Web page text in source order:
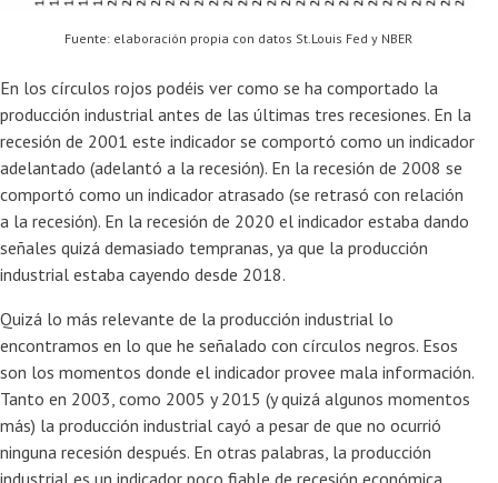
Fuente: elaboración propia con datos St.Louis Fed y NBER
En los círculos rojos podéis ver como se ha comportado la
producción industrial antes de las últimas tres recesiones. En la
recesión de 2001 este indicador se comportó como un indicador
adelantado (adelantó a la recesión). En la recesión de 2008 se
comportó como un indicador atrasado (se retrasó con relación
a la recesión). En la recesión de 2020 el indicador estaba dando
señales quizá demasiado tempranas, ya que la producción
industrial estaba cayendo desde 2018.
Quizá lo más relevante de la producción industrial lo
encontramos en lo que he señalado con círculos negros. Esos
son los momentos donde el indicador provee mala información.
Tanto en 2003, como 2005 y 2015 (y quizá algunos momentos
más) la producción industrial cayó a pesar de que no ocurrió
ninguna recesión después. En otras palabras, la producción
industrial es un indicador poco fiable de recesión económica